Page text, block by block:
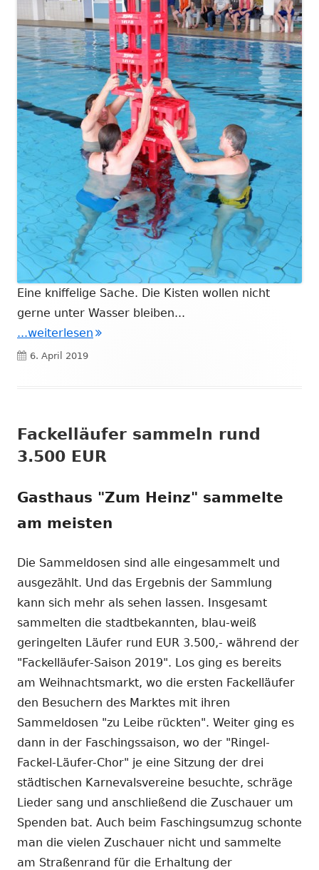
Eine kniffelige Sache. Die Kisten wollen nicht
gerne unter Wasser bleiben...
...weiterlesen "„Blue aqua stella“ gewinnt 2. Moby-
Veröffentlicht
6. April 2019
Fackelläufer sammeln rund
3.500 EUR
Gasthaus "Zum Heinz" sammelte
am meisten
Die Sammeldosen sind alle eingesammelt und
ausgezählt. Und das Ergebnis der Sammlung
kann sich mehr als sehen lassen. Insgesamt
sammelten die stadtbekannten, blau-weiß
geringelten Läufer rund EUR 3.500,- während der
"Fackelläufer-Saison 2019". Los ging es bereits
am Weihnachtsmarkt, wo die ersten Fackelläufer
den Besuchern des Marktes mit ihren
Sammeldosen "zu Leibe rückten". Weiter ging es
dann in der Faschingssaison, wo der "Ringel-
Fackel-Läufer-Chor" je eine Sitzung der drei
städtischen Karnevalsvereine besuchte, schräge
Lieder sang und anschließend die Zuschauer um
Spenden bat. Auch beim Faschingsumzug schonte
man die vielen Zuschauer nicht und sammelte
am Straßenrand für die Erhaltung der